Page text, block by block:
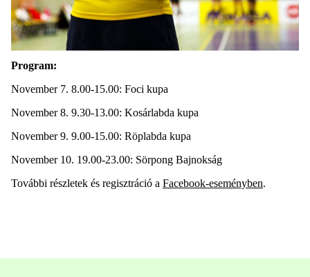
Program:
November 7. 8.00-15.00: Foci kupa
November 8. 9.30-13.00: Kosárlabda kupa
November 9. 9.00-15.00: Röplabda kupa
November 10. 19.00-23.00: Sörpong Bajnokság
További részletek és regisztráció a Facebook-eseményben.